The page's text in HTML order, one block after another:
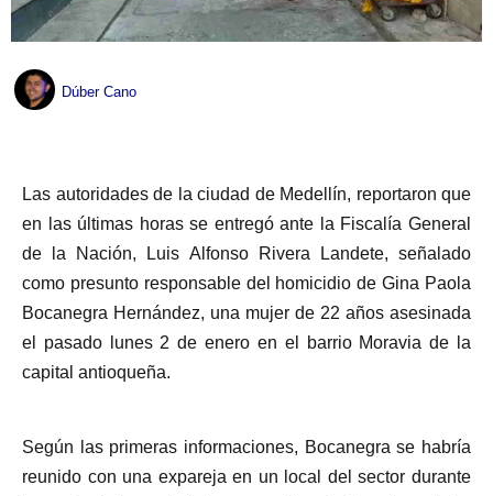
Dúber Cano
Las autoridades de la ciudad de Medellín, reportaron que
en las últimas horas se entregó ante la Fiscalía General
de la Nación, Luis Alfonso Rivera Landete, señalado
como presunto responsable del homicidio de Gina Paola
Bocanegra Hernández, una mujer de 22 años asesinada
el pasado lunes 2 de enero en el barrio Moravia de la
capital antioqueña.
Según las primeras informaciones, Bocanegra se habría
reunido con una expareja en un local del sector durante